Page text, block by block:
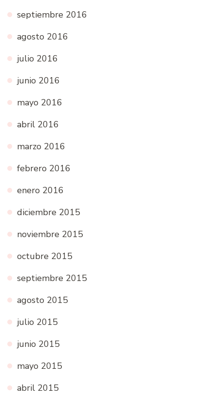
septiembre 2016
agosto 2016
julio 2016
junio 2016
mayo 2016
abril 2016
marzo 2016
febrero 2016
enero 2016
diciembre 2015
noviembre 2015
octubre 2015
septiembre 2015
agosto 2015
julio 2015
junio 2015
mayo 2015
abril 2015